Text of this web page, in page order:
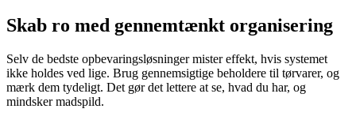
Skab ro med gennemtænkt organisering
Selv de bedste opbevaringsløsninger mister effekt, hvis systemet
ikke holdes ved lige. Brug gennemsigtige beholdere til tørvarer, og
mærk dem tydeligt. Det gør det lettere at se, hvad du har, og
mindsker madspild.